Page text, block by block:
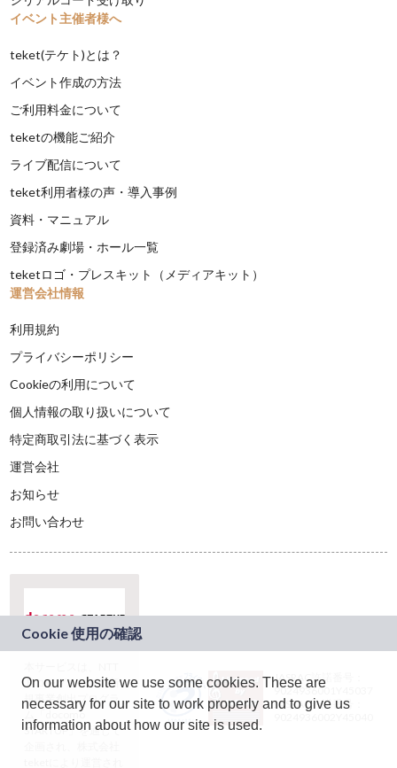
イベント主催者様へ
teket(テケト)とは？
イベント作成の方法
ご利用料金について
teketの機能ご紹介
ライブ配信について
teket利用者様の声・導入事例
資料・マニュアル
登録済み劇場・ホール一覧
teketロゴ・プレスキット（メディアキット）
運営会社情報
利用規約
プライバシーポリシー
Cookieの利用について
個人情報の取り扱いについて
特定商取引法に基づく表示
運営会社
お知らせ
お問い合わせ
ドコモグループの新
規事業創出プログラ
ム「docomo
STARTUP」を通じて
JASRAC許諾番号：
9024936001Y45037
JASRAC許諾番号：
On our website we use some cookies. These are
necessary for our site to work properly and to give us
information about how our site is used.